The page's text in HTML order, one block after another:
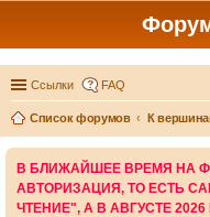
Ссылки FAQ
Список форумов
В БЛИЖАЙШЕЕ ВРЕМЯ НА
АВТОРИЗАЦИЯ, ТО ЕСТЬ
ЧТЕНИЕ", А В АВГУСТЕ